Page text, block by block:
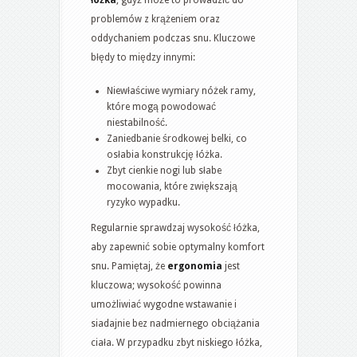
problemów z krążeniem oraz
oddychaniem podczas snu. Kluczowe
błędy to między innymi:
Niewłaściwe wymiary nóżek ramy,
które mogą powodować
niestabilność.
Zaniedbanie środkowej belki, co
osłabia konstrukcję łóżka.
Zbyt cienkie nogi lub słabe
mocowania, które zwiększają
ryzyko wypadku.
Regularnie sprawdzaj wysokość łóżka,
aby zapewnić sobie optymalny komfort
snu. Pamiętaj, że ergonomia jest
kluczowa; wysokość powinna
umożliwiać wygodne wstawanie i
siadajnie bez nadmiernego obciążania
ciała. W przypadku zbyt niskiego łóżka,